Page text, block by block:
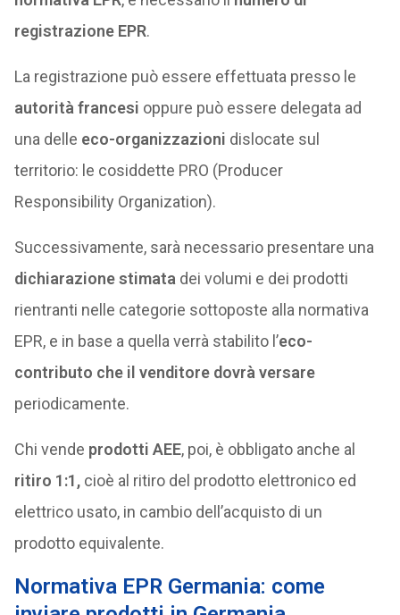
registrazione EPR.
La registrazione può essere effettuata presso le
autorità francesi oppure può essere delegata ad
una delle eco-organizzazioni dislocate sul
territorio: le cosiddette PRO (Producer
Responsibility Organization).
Successivamente, sarà necessario presentare una
dichiarazione stimata dei volumi e dei prodotti
rientranti nelle categorie sottoposte alla normativa
EPR, e in base a quella verrà stabilito l’eco-
contributo che il venditore dovrà versare
periodicamente.
Chi vende prodotti AEE, poi, è obbligato anche al
ritiro 1:1,cioè al ritiro del prodotto elettronico ed
elettrico usato, in cambio dell’acquisto di un
prodotto equivalente.
Normativa EPR Germania: come